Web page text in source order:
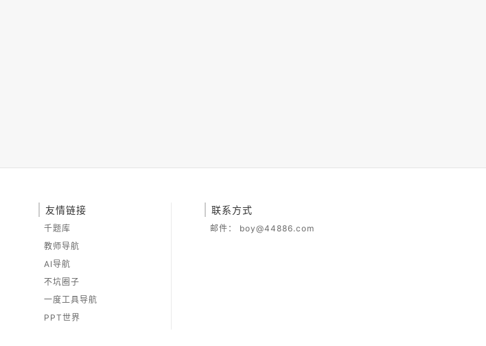
友情链接
千题库
教师导航
AI导航
不坑圈子
一度工具导航
PPT世界
联系方式
邮件： boy@44886.com